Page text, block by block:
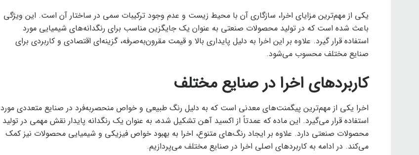
یکی از مهم‌ترین مزایای اخرا، سازگاری آن با محیط زیست و عدم وجود ترکیبات سمی در ساختار آن است. این ویژگی
باعث شده است که در تولید محصولات صنعتی به عنوان یک جایگزین مناسب برای رنگدانه‌های شیمیایی مورد
استفاده قرار گیرد. علاوه بر این اخرا به دلیل پایداری بالا و قیمت مقرون‌به‌صرفه، گزینه‌ای اقتصادی و کاربردی برای
صنایع مختلف محسوب می‌شود.
کاربردهای اخرا در صنایع مختلف
اخرا یکی از مهم‌ترین پیگمنت‌های معدنی است که به دلیل رنگ طبیعی و خواص منحصربه‌فرد در صنایع متعددی مورد
استفاده قرار می‌گیرد. این ماده که عمدتاً از اکسید آهن تشکیل شده، به عنوان یک رنگدانه پایدار نقش مهمی در تولید
محصولات صنعتی دارد. علاوه بر ایجاد رنگ‌های متنوع، اخرا به بهبود خواص فیزیکی و شیمیایی محصولات نیز کمک
می‌کند. در ادامه به کاربردهای اصلی اخرا در صنایع مختلف می‌پردازیم.